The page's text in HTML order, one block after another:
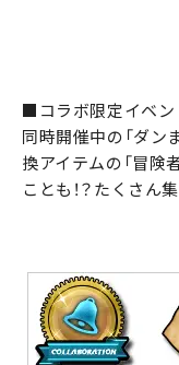
■コラボ限定イベン
同時開催中の「ダン
換アイテムの「冒険
ことも！？たくさん